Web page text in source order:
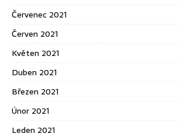
Červenec 2021
Červen 2021
Květen 2021
Duben 2021
Březen 2021
Únor 2021
Leden 2021